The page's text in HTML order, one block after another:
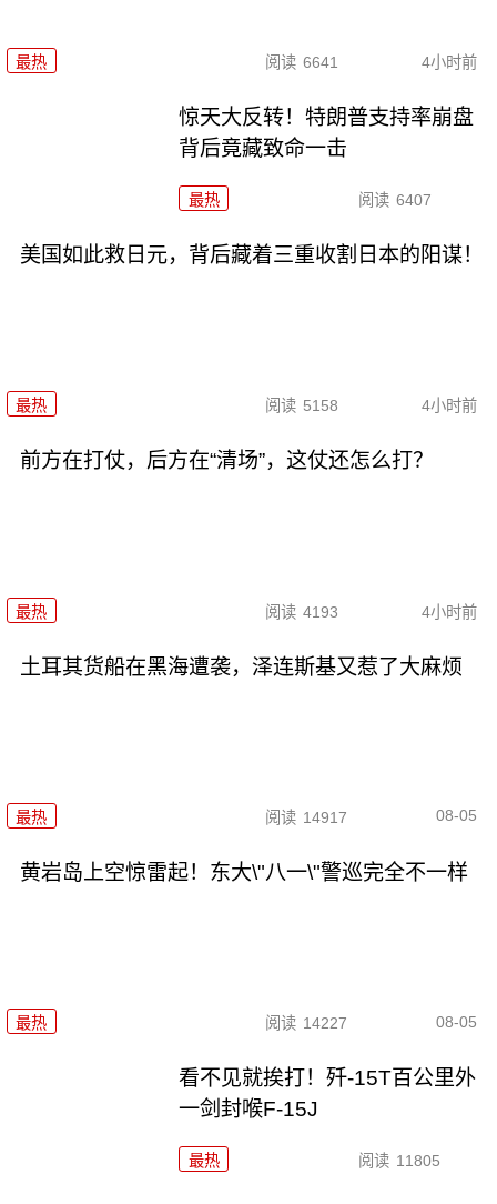
最热 阅读 6641 4小时前
惊天大反转！特朗普支持率崩盘
背后竟藏致命一击
最热 阅读 6407
美国如此救日元，背后藏着三重收割日本的阳谋！
最热 阅读 5158 4小时前
前方在打仗，后方在“清场”，这仗还怎么打？
最热 阅读 4193 4小时前
土耳其货船在黑海遭袭，泽连斯基又惹了大麻烦
最热 阅读 14917 08-05
黄岩岛上空惊雷起！东大\"八一\"警巡完全不一样
最热 阅读 14227 08-05
看不见就挨打！歼-15T百公里外
一剑封喉F-15J
最热 阅读 11805